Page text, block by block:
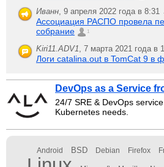
Иванн, 9 апреля 2022 года в 8:31
Ассоциация РАСПО провела
собрание
1
Kiri11.ADV1, 7 марта 2021 года в
Логи catalina.out в TomCat 9 в
DevOps as a Service
24/7 SRE & DevOps
Kubernetes needs.
Android BSD Debian Firefox